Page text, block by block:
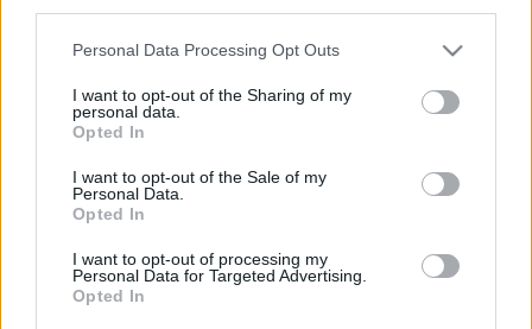
Please note that this website/app uses one or more Google
not limited to your visit or usage behaviour. You may click to
grant or deny consent to Google and its third-party tags to
use your data for below specified purposes in below Google
consent section.
Personal Data Processing Opt Outs
I want to opt-out of the Sharing of my
personal data.
Opted In
I want to opt-out of the Sale of my
Personal Data.
Opted In
I want to opt-out of processing my
Personal Data for Targeted Advertising.
Opted In
Paks II.: Mit jelent az 5. blokk új
árnyékában?
másodfokúra csökken a riasztás